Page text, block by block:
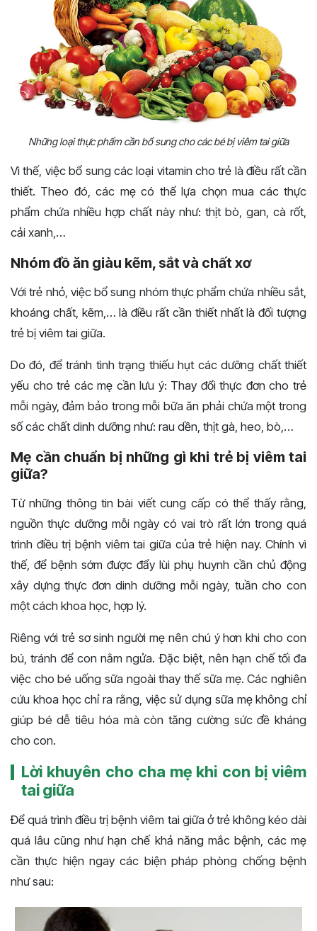
Những loại thực phẩm cần bổ sung cho các bé bị viêm tai giữa
Vì thế, việc bổ sung các loại vitamin cho trẻ là điều rất cần
thiết. Theo đó, các mẹ có thể lựa chọn mua các thực
phẩm chứa nhiều hợp chất này như: thịt bò, gan, cà rốt,
cải xanh,…
Nhóm đồ ăn giàu kẽm, sắt và chất xơ
Với trẻ nhỏ, việc bổ sung nhóm thực phẩm chứa nhiều sắt,
khoáng chất, kẽm,… là điều rất cần thiết nhất là đối tượng
trẻ bị viêm tai giữa.
Do đó, để tránh tình trạng thiếu hụt các dưỡng chất thiết
yếu cho trẻ các mẹ cần lưu ý: Thay đổi thực đơn cho trẻ
mỗi ngày, đảm bảo trong mỗi bữa ăn phải chứa một trong
số các chất dinh dưỡng như: rau dền, thịt gà, heo, bò,…
Mẹ cần chuẩn bị những gì khi trẻ bị viêm tai
giữa?
Từ những thông tin bài viết cung cấp có thể thấy rằng,
nguồn thực dưỡng mỗi ngày có vai trò rất lớn trong quá
trình điều trị bệnh viêm tai giữa của trẻ hiện nay. Chính vì
thế, để bệnh sớm được đẩy lùi phụ huynh cần chủ động
xây dựng thực đơn dinh dưỡng mỗi ngày, tuần cho con
một cách khoa học, hợp lý.
Riêng với trẻ sơ sinh người mẹ nên chú ý hơn khi cho con
bú, tránh để con nằm ngửa. Đặc biệt, nên hạn chế tối đa
việc cho bé uống sữa ngoài thay thế sữa mẹ. Các nghiên
cứu khoa học chỉ ra rằng, việc sử dụng sữa mẹ không chỉ
giúp bé dễ tiêu hóa mà còn tăng cường sức đề kháng
cho con.
Lời khuyên cho cha mẹ khi con bị viêm
tai giữa
Để quá trình điều trị bệnh viêm tai giữa ở trẻ không kéo dài
quá lâu cũng như hạn chế khả năng mắc bệnh, các mẹ
cần thực hiện ngay các biện pháp phòng chống bệnh
như sau: